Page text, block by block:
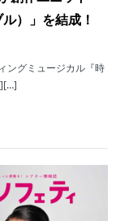
）」を結成！
ミュージカル『時